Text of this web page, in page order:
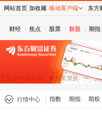
财经 焦点 股票 新股 期指
行情中心 指数 期指 期权
网站首页 加收藏 移动客户端 东方